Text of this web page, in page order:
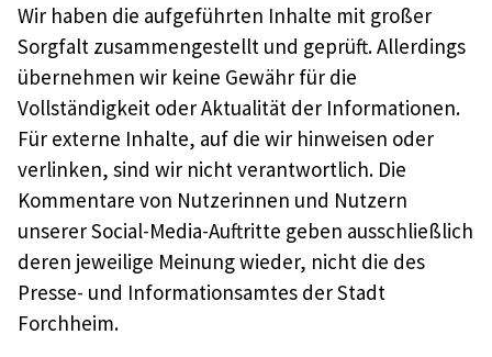
Wir haben die aufgeführten Inhalte mit großer
Sorgfalt zusammengestellt und geprüft. Allerdings
übernehmen wir keine Gewähr für die
Vollständigkeit oder Aktualität der Informationen.
Für externe Inhalte, auf die wir hinweisen oder
verlinken, sind wir nicht verantwortlich. Die
Kommentare von Nutzerinnen und Nutzern
unserer Social-Media-Auftritte geben ausschließlich
deren jeweilige Meinung wieder, nicht die des
Presse- und Informationsamtes der Stadt
Forchheim.